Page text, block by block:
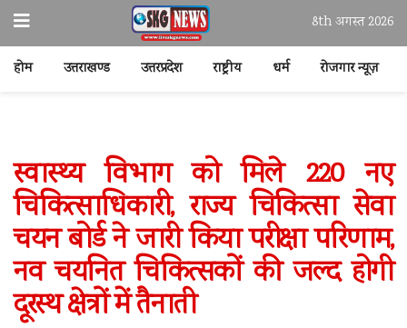
8th अगस्त 2026
होम उत्तराखण्ड उत्तरप्रदेश राष्ट्रीय धर्म रोजगार न्यूज़
स्वास्थ्य विभाग को मिले 220 नए
चिकित्साधिकारी, राज्य चिकित्सा सेवा
चयन बोर्ड ने जारी किया परीक्षा परिणाम,
नव चयनित चिकित्सकों की जल्द होगी
दूरस्थ क्षेत्रों में तैनाती